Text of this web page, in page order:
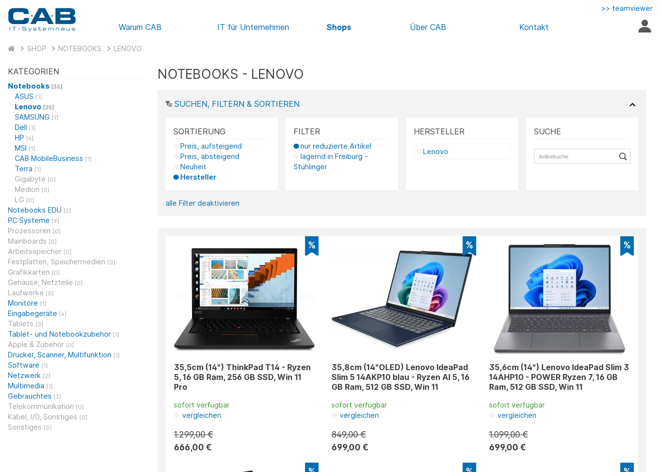
Warum CAB IT für Unternehmen Shops Über CAB Kontakt
>> teamviewer
SHOP NOTEBOOKS LENOVO
KATEGORIEN
Notebooks [35]
ASUS [1]
Lenovo [25]
SAMSUNG [1]
Dell [1]
HP [4]
MSI [1]
CAB MobileBusiness [1]
Terra [1]
Gigabyte [0]
Medion [0]
LG [0]
Notebooks EDU [2]
PC Systeme [9]
Prozessoren [0]
Mainboards [0]
Arbeitsspeicher [0]
Festplatten, Speichermedien [0]
Grafikkarten [0]
Gehäuse, Netzteile [0]
Laufwerke [0]
Monitore [1]
Eingabegeräte [4]
Tablets [0]
Tablet- und Notebookzubehör [1]
Apple & Zubehör [0]
Drucker, Scanner, Multifunktion [1]
Software [1]
Netzwerk [2]
Multimedia [1]
Gebrauchtes [3]
Telekommunikation [0]
Kabel, I/O, Sonstiges [0]
Sonstiges [0]
NOTEBOOKS - LENOVO
SUCHEN, FILTERN & SORTIEREN
SORTIERUNG
Preis, aufsteigend
Preis, absteigend
Neuheit
Hersteller
FILTER
nur reduzierte Artikel
lagernd in Freiburg -
Stühlinger
HERSTELLER
Lenovo
SUCHE
alle Filter deaktivieren
35,5cm (14") ThinkPad T14 - Ryzen
5, 16 GB Ram, 256 GB SSD, Win 11
Pro
sofort verfügbar
vergleichen
1.299,00 €
666,00 €
35,8cm (14"OLED) Lenovo IdeaPad
Slim 5 14AKP10 blau - Ryzen AI 5, 16
GB Ram, 512 GB SSD, Win 11
sofort verfügbar
vergleichen
849,00 €
699,00 €
35,6cm (14") Lenovo IdeaPad Slim 3
14AHP10 - POWER Ryzen 7, 16 GB
Ram, 512 GB SSD, Win 11
sofort verfügbar
vergleichen
1.099,00 €
699,00 €